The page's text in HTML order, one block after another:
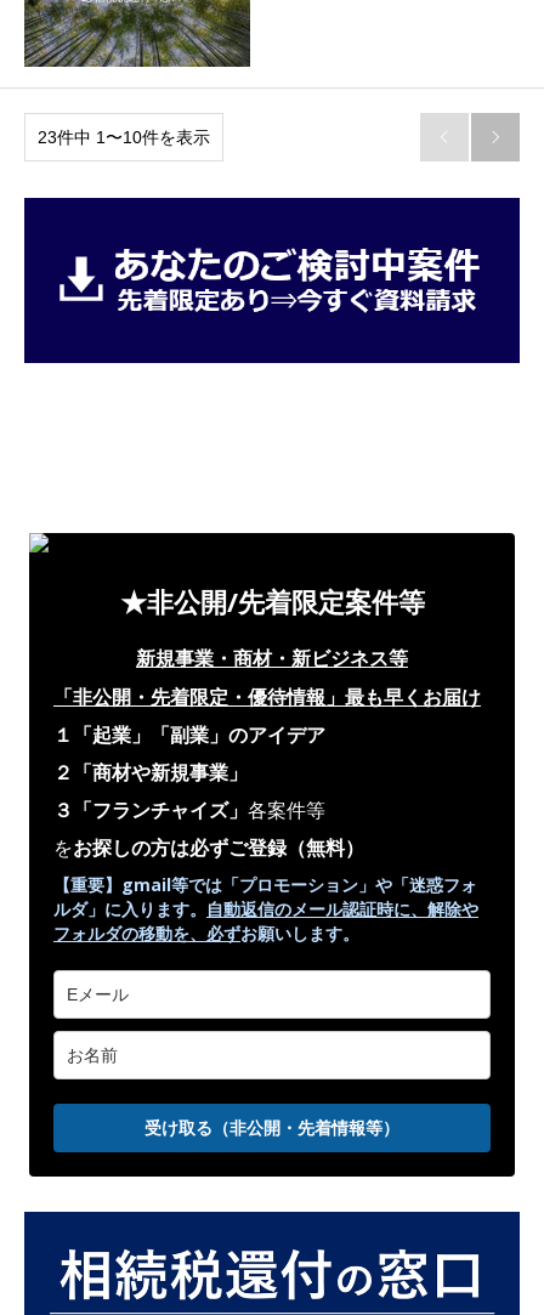
23件中 1〜10件を表示  
★非公開/先着限定案件等
新規事業・商材・新ビジネス等
「非公開・先着限定・優待情報」 最も早くお届け
１「起業」「副業」のアイデア
２「商材や新規事業」
３「フランチャイズ」 各案件等
をお探しの方は必ずご登録（無料）
【重要】gmail等では「プロモーション」や 「迷惑フォ
ルダ」 に入ります。 自動返信のメール認証時に、解除や
フォルダの移動を、 必ずお願いします。
受け取る（非公開・先着情報等）